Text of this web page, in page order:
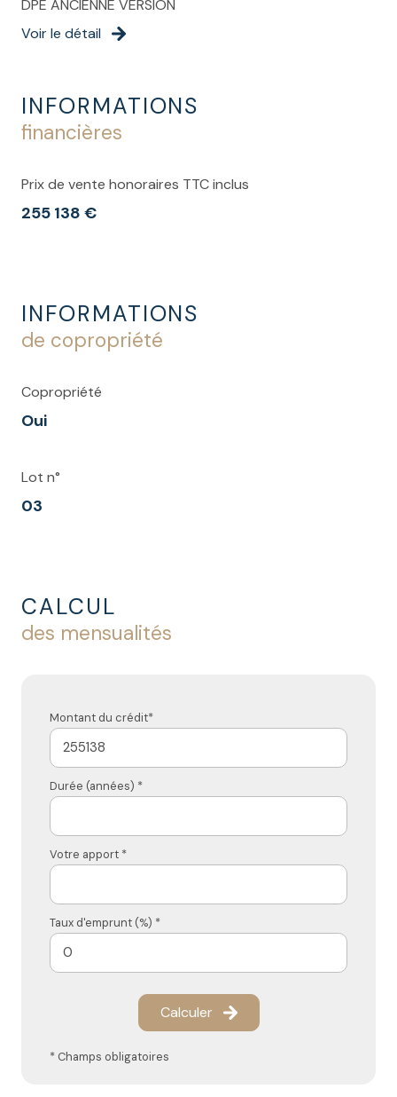
DPE ANCIENNE VERSION
Voir le détail
INFORMATIONS
financières
Prix de vente honoraires TTC inclus
255 138 €
INFORMATIONS
de copropriété
Copropriété
Oui
Lot n°
03
CALCUL
des mensualités
Montant du crédit*
Durée (années) *
Votre apport *
Taux d'emprunt (%) *
Calculer
* Champs obligatoires